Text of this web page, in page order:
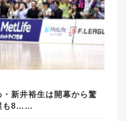
新井裕生は開幕から驚
も8……